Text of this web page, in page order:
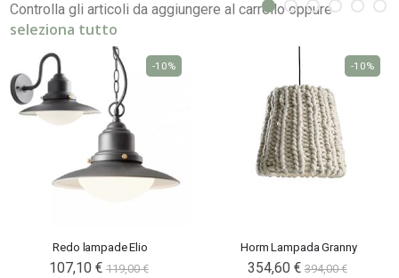
Controlla gli articoli da aggiungere al carrello oppure
seleziona tutto
Redo lampade Elio
107,10 € 119,00 €
-10%
Horm Lampada Granny
354,60 € 394,00 €
-10%